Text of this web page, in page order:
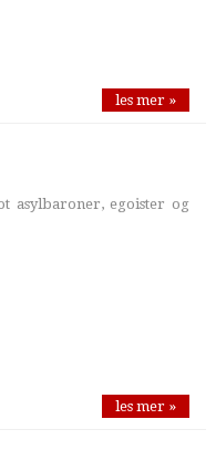
les mer »
asylbaroner, egoister og
les mer »